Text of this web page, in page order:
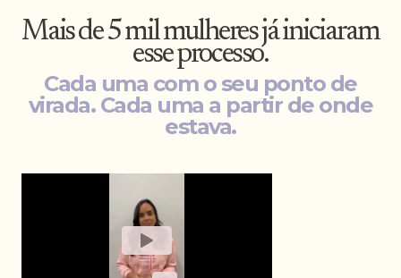
Mais de 5 mil mulheres já iniciaram
esse processo.
Cada uma com o seu ponto de
virada. Cada uma a partir de onde
estava.